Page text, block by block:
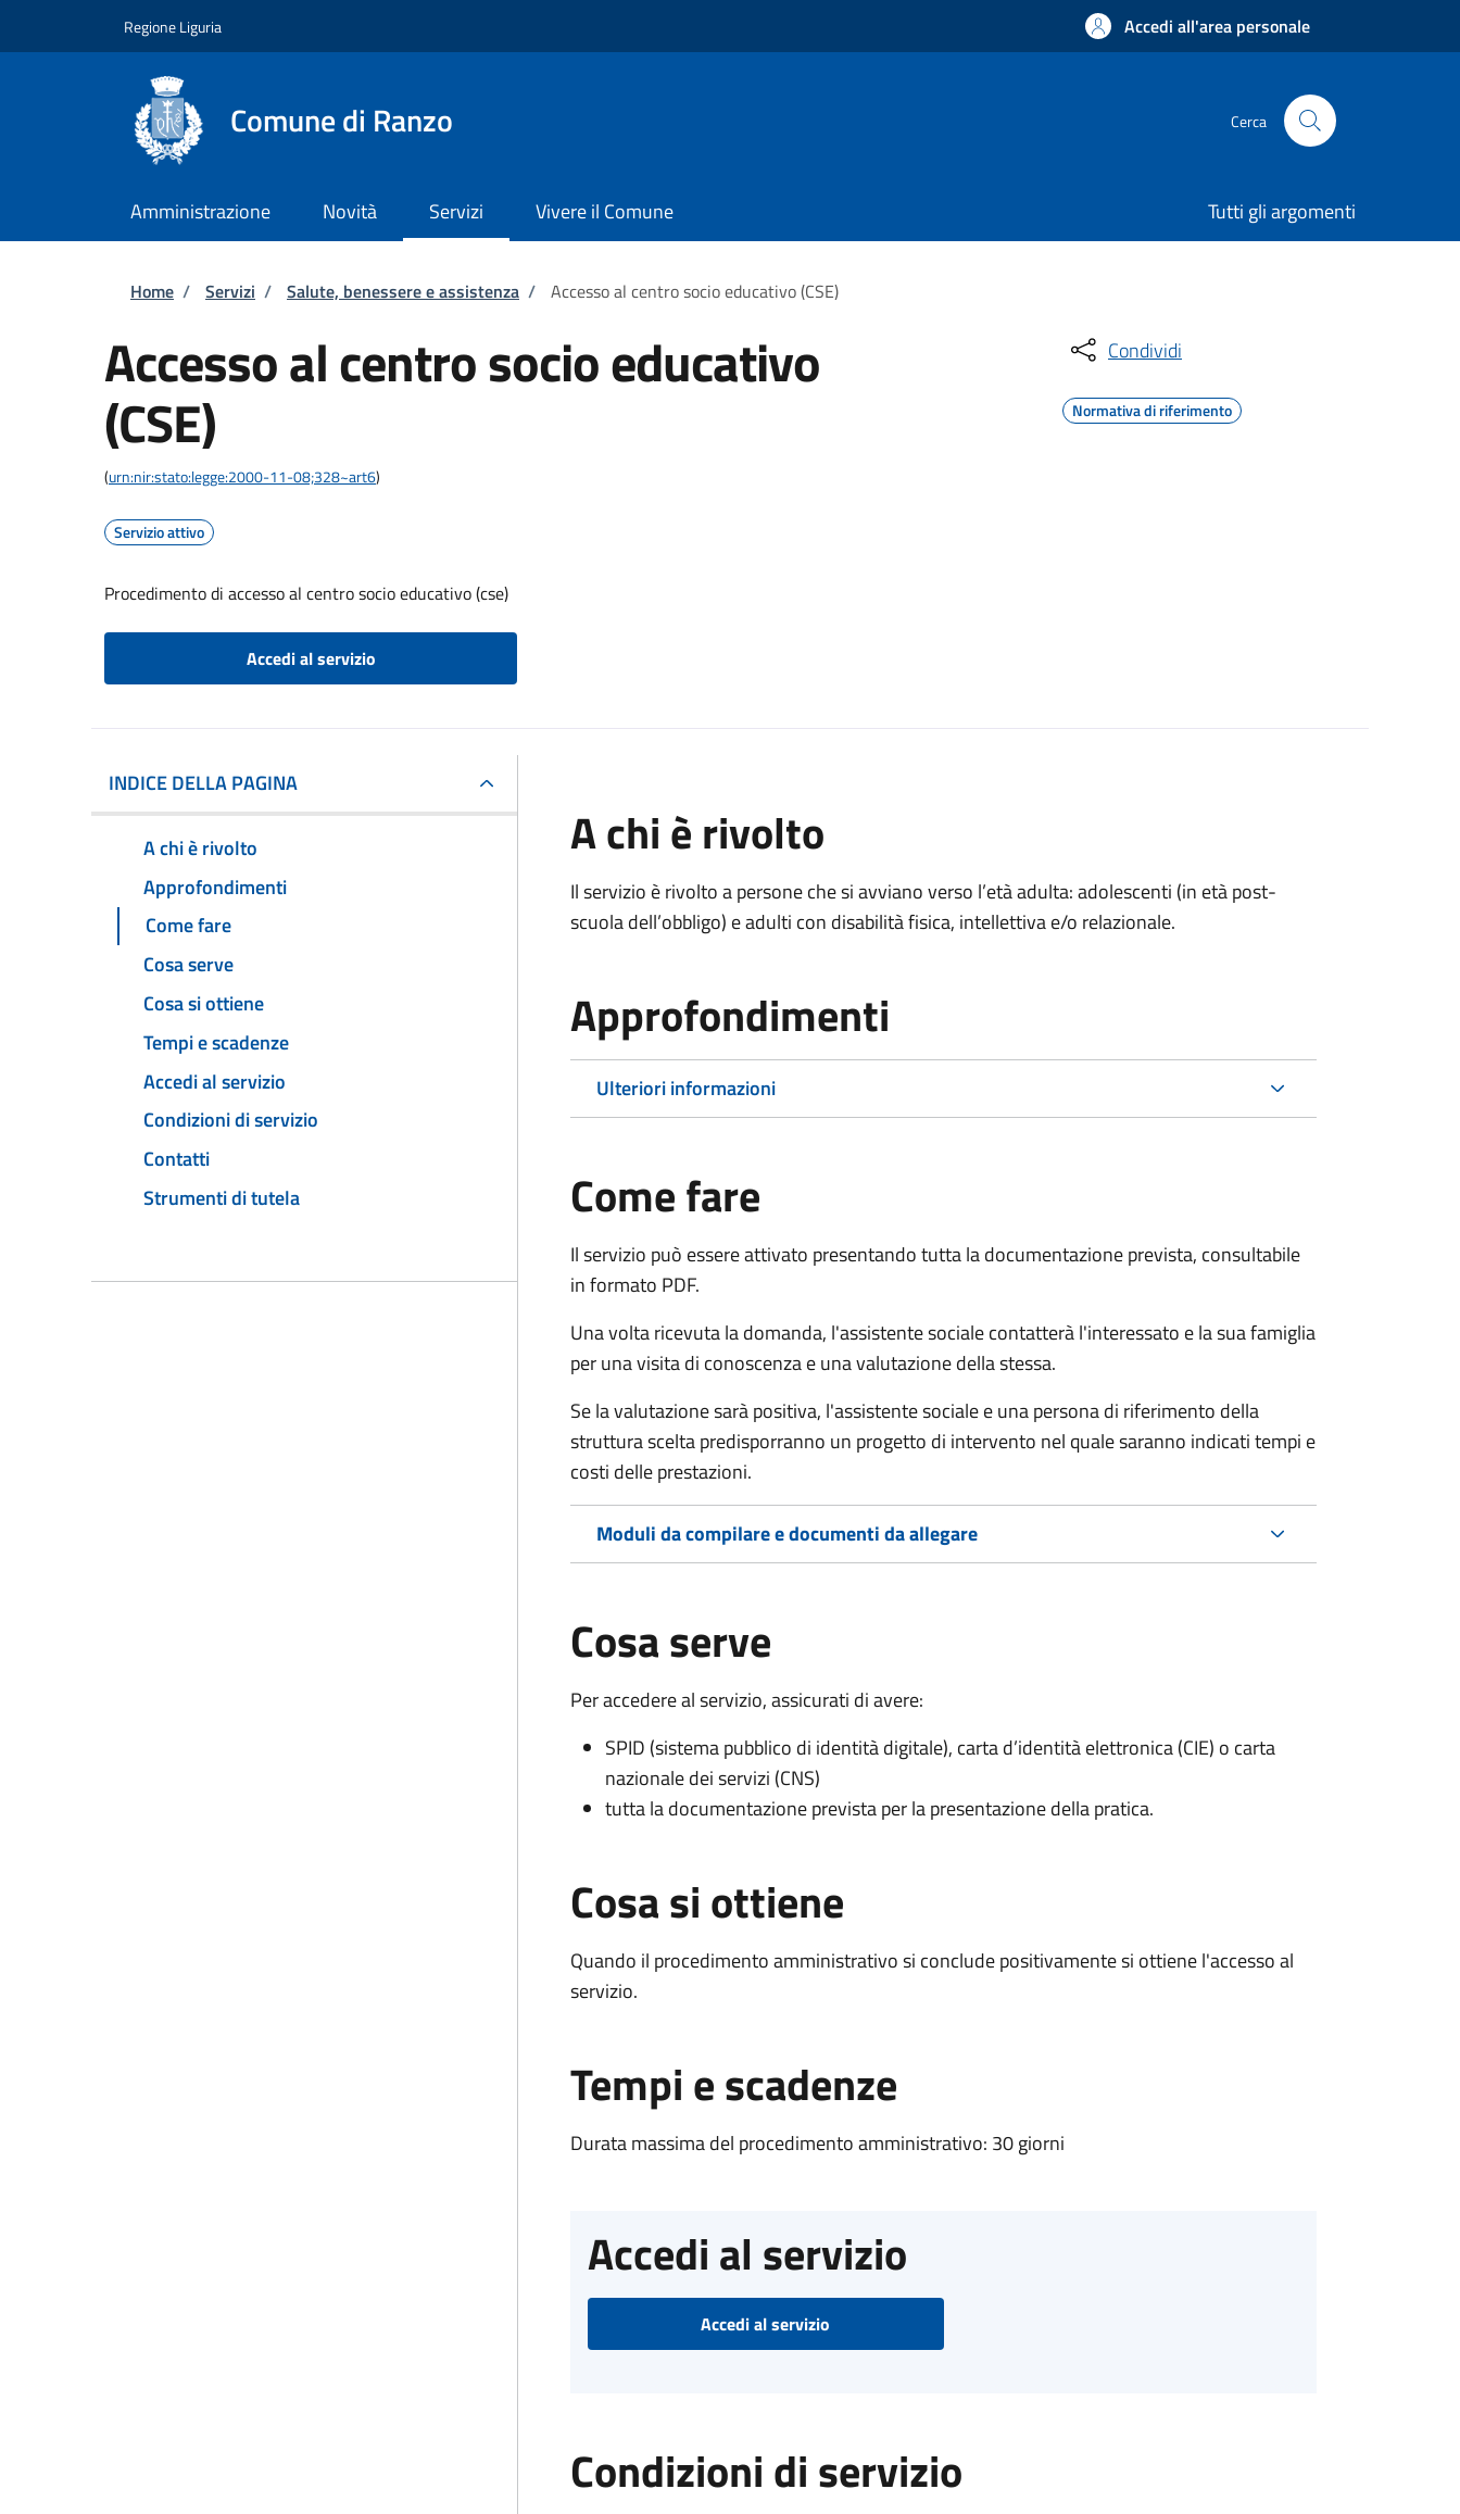
Regione Liguria Accedi all'area personale
Comune di Ranzo Cerca
Amministrazione Novità Servizi Vivere il Comune Tutti gli argomenti
Briciole di pane
Home / Servizi / Salute, benessere e assistenza / Accesso al centro socio educativo (CSE)
Accesso al centro socio educativo
(CSE)
(urn:nir:stato:legge:2000-11-08;328~art6)
Servizio attivo
Procedimento di accesso al centro socio educativo (cse)
Accedi al servizio
Condividi
Normativa di riferimento
INDICE DELLA PAGINA
A chi è rivolto
Approfondimenti
Come fare
Cosa serve
Cosa si ottiene
Tempi e scadenze
Accedi al servizio
Condizioni di servizio
Contatti
Strumenti di tutela
A chi è rivolto
Il servizio è rivoltoa persone che si avviano verso l’età adulta: adolescenti (in età post-
scuola dell’obbligo) e adulti con disabilità fisica, intellettiva e/o relazionale.
Approfondimenti
Ulteriori informazioni
Come fare
Il servizio può essere attivato presentando tutta la documentazione prevista, consultabile
in formato PDF.
Una volta ricevuta la domanda, l'assistente sociale contatterà l'interessato e la sua famiglia
per una visita di conoscenza e una valutazione della stessa.
Se la valutazione sarà positiva, l'assistente sociale e una persona di riferimento della
struttura scelta predisporranno un progetto di intervento nel quale saranno indicati tempi e
costi delle prestazioni.
Moduli da compilare e documenti da allegare
Cosa serve
Per accedere al servizio, assicurati di avere:
SPID (sistema pubblico di identità digitale), carta d’identità elettronica (CIE) o carta
nazionale dei servizi (CNS)
tutta la documentazione prevista per la presentazione della pratica.
Cosa si ottiene
Quando il procedimento amministrativo si conclude positivamente si ottiene l'accesso al
servizio.
Tempi e scadenze
Durata massima del procedimento amministrativo: 30 giorni
Accedi al servizio
Accedi al servizio
Condizioni di servizio